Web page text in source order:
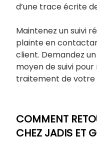
d’une trace écrite
Maintenez un suivi
plainte en
client. Demandez
moyen de suivi
traitement de votre
COMMENT
CHEZ JADIS ET